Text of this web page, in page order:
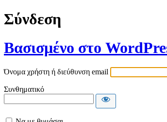
Σύνδεση
Βασισμένο στο
Όνομα χρήστη ή διεύθυνση email
Συνθηματικό